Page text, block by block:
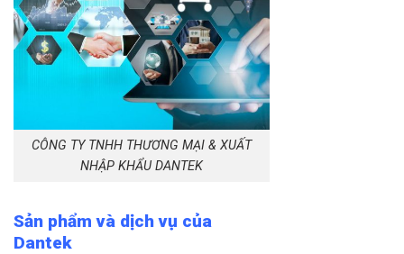
CÔNG TY TNHH THƯƠNG MẠI & XUẤT
NHẬP KHẨU DANTEK
Sản phẩm và dịch vụ của
Dantek